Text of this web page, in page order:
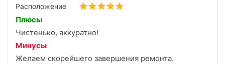
Расположение
Плюсы
Чистенько, аккуратно!
Минусы
Желаем скорейшего завершения ремонта.